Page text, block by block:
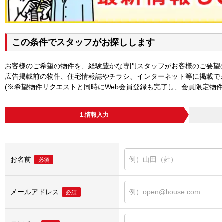
この条件でスタッフがお探しします
お客様のご希望の物件を、経験豊かな専門スタッフがお客様のご要
広告掲載前の物件、住宅情報誌やチラシ、インターネット等に掲載
(※希望物件リクエストと同時にWeb会員登録も完了し、会員限定物
1.情報入力
お名前 必須
メールアドレス 必須